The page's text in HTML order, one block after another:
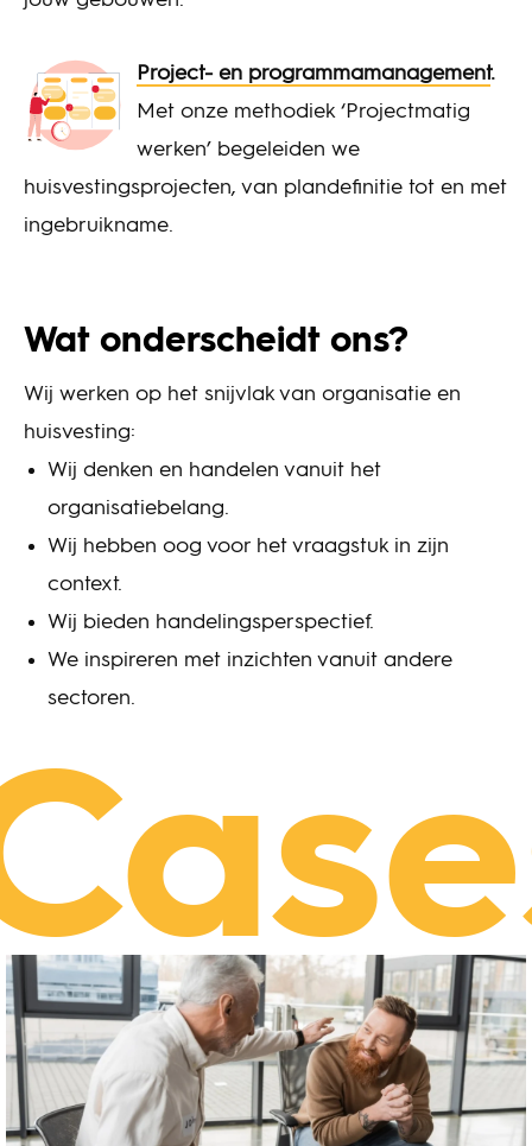
Project- en programmamanagement.
Met onze methodiek ‘Projectmatig
werken’ begeleiden we
huisvestingsprojecten, van plandefinitie tot en met
ingebruikname.
Wat onderscheidt ons?
Wij werken op het snijvlak van organisatie en
huisvesting:
Wij denken en handelen vanuit het
organisatiebelang.
Wij hebben oog voor het vraagstuk in zijn
context.
Wij bieden handelingsperspectief.
We inspireren met inzichten vanuit andere
sectoren.